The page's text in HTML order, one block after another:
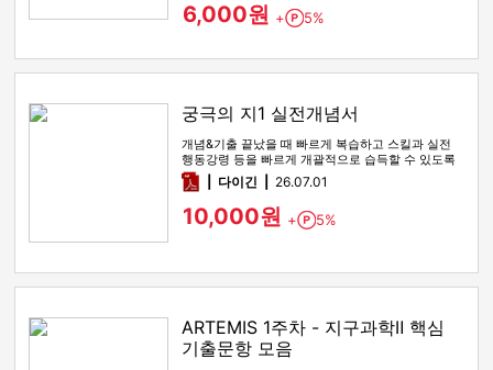
6,000원 + Point
5%
궁극의 지1 실전개념서
개념&기출 끝났을 때 빠르게 복습하고 스킬과 실전
행동강령 등을 빠르게 개괄적으로 습득할 수 있도록
해주는 실전개념서
pdf다이긴 26.07.01
10,000원 + Point
5%
ARTEMIS 1주차 - 지구과학Ⅱ 핵심
기출문항 모음